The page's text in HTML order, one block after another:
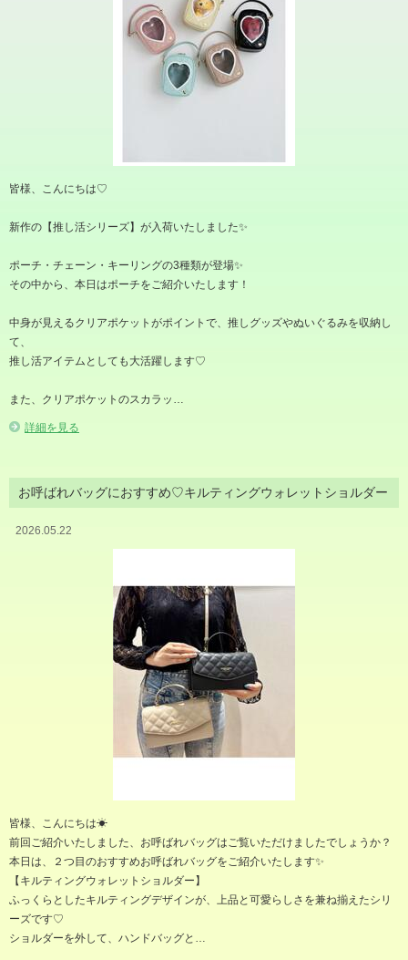
皆様、こんにちは♡
新作の【推し活シリーズ】が入荷いたしました✨
ポーチ・チェーン・キーリングの3種類が登場✨
その中から、本日はポーチをご紹介いたします！
中身が見えるクリアポケットがポイントで、推しグッズやぬいぐるみを収納し
て、
推し活アイテムとしても大活躍します♡
また、クリアポケットのスカラッ…
詳細を見る
お呼ばれバッグにおすすめ♡キルティングウォレットショルダー
2026.05.22
皆様、こんにちは☀︎
前回ご紹介いたしました、お呼ばれバッグはご覧いただけましたでしょうか？
本日は、２つ目のおすすめお呼ばれバッグをご紹介いたします✨
【キルティングウォレットショルダー】
ふっくらとしたキルティングデザインが、上品と可愛らしさを兼ね揃えたシリ
ーズです♡
ショルダーを外して、ハンドバッグと…